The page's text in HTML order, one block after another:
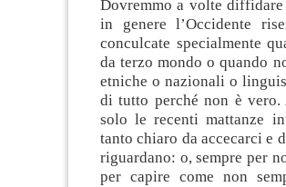
Dovremmo a volte diffidare
in genere l’Occidente
conculcate specialmente
da terzo mondo o quando
etniche o nazionali o
di tutto perché non è vero.
solo le recenti mattanze
tanto chiaro da accecarci e
riguardano: o, sempre per
per capire come non